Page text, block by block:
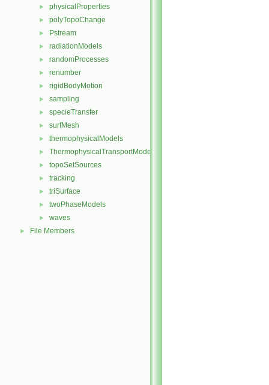
► physicalProperties
► polyTopoChange
► Pstream
► radiationModels
► randomProcesses
► renumber
► rigidBodyMotion
► sampling
► specieTransfer
► surfMesh
► thermophysicalModels
► ThermophysicalTransportModels
► topoSetSources
► tracking
► triSurface
► twoPhaseModels
► waves
► File Members